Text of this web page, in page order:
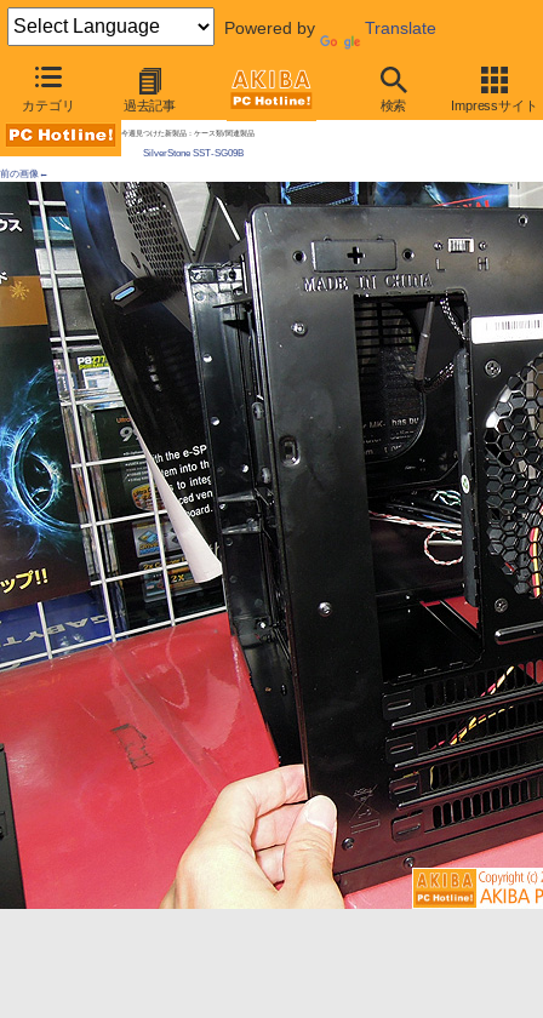
Powered by Translate
カテゴリ 過去記事 検索 Impressサイト
AKIBA PC Hotline!
[拡大画像]「ドライブベイ部」に電源がある変わったmicroATXケースが発売 小ささがウリ
今週見つけた新製品：ケース類/関連製品
SilverStone SST-SG09B
前の画像←